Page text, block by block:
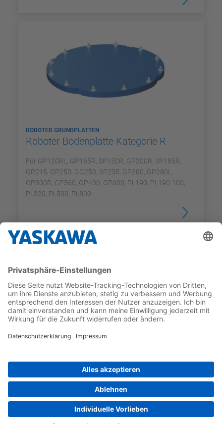
ROBOTER GRUNDPLATTEN
Roboter Bodenplatte Kategorie R
Für GP120RL, GP165R, SP150R, GP200R, SP185R,
GP215, GP250, GG250, SP235, GP280, GP280L,
GP300R, GP360, GP400, GP600, PL190, PL190-100,
PL320, PL500, PL800